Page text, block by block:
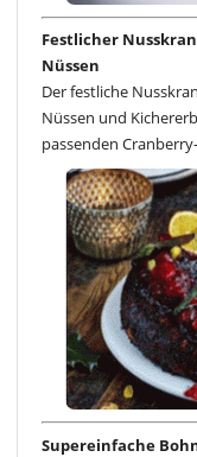
Festlicher
Nüssen
Der festliche
Nüssen und
passenden
Supereinfache